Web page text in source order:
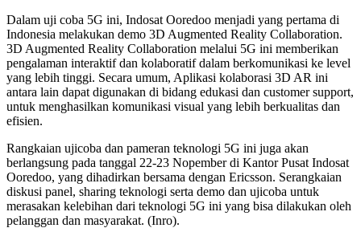
Dalam uji coba 5G ini, Indosat Ooredoo menjadi yang pertama di
Indonesia melakukan demo 3D Augmented Reality Collaboration.
3D Augmented Reality Collaboration melalui 5G ini memberikan
pengalaman interaktif dan kolaboratif dalam berkomunikasi ke level
yang lebih tinggi. Secara umum, Aplikasi kolaborasi 3D AR ini
antara lain dapat digunakan di bidang edukasi dan customer support,
untuk menghasilkan komunikasi visual yang lebih berkualitas dan
efisien.
Rangkaian ujicoba dan pameran teknologi 5G ini juga akan
berlangsung pada tanggal 22-23 Nopember di Kantor Pusat Indosat
Ooredoo, yang dihadirkan bersama dengan Ericsson. Serangkaian
diskusi panel, sharing teknologi serta demo dan ujicoba untuk
merasakan kelebihan dari teknologi 5G ini yang bisa dilakukan oleh
pelanggan dan masyarakat. (Inro).